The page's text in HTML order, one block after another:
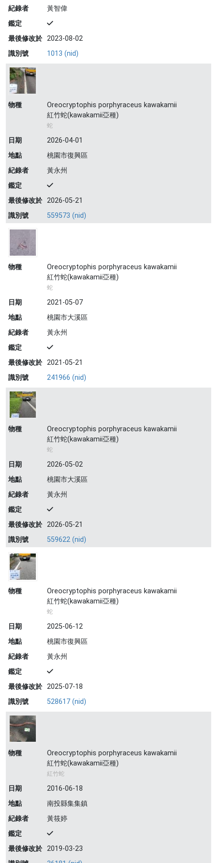
紀錄者
黃智偉
鑑定
最後修改於 2023-08-02
識別號
1013 (nid)
物種
Oreocryptophis porphyraceus kawakamii
紅竹蛇(kawakamii亞種)
蛇
日期
2026-04-01
地點
桃園市復興區
紀錄者
黃永州
鑑定
最後修改於 2026-05-21
識別號
559573 (nid)
物種
Oreocryptophis porphyraceus kawakamii
紅竹蛇(kawakamii亞種)
蛇
日期
2021-05-07
地點
桃園市大溪區
紀錄者
黃永州
鑑定
最後修改於 2021-05-21
識別號
241966 (nid)
物種
Oreocryptophis porphyraceus kawakamii
紅竹蛇(kawakamii亞種)
蛇
日期
2026-05-02
地點
桃園市大溪區
紀錄者
黃永州
鑑定
最後修改於 2026-05-21
識別號
559622 (nid)
物種
Oreocryptophis porphyraceus kawakamii
紅竹蛇(kawakamii亞種)
蛇
日期
2025-06-12
地點
桃園市復興區
紀錄者
黃永州
鑑定
最後修改於 2025-07-18
識別號
528617 (nid)
物種
Oreocryptophis porphyraceus kawakamii
紅竹蛇(kawakamii亞種)
紅竹蛇
日期
2016-06-18
地點
南投縣集集鎮
紀錄者
黃筱婷
鑑定
最後修改於 2019-03-23